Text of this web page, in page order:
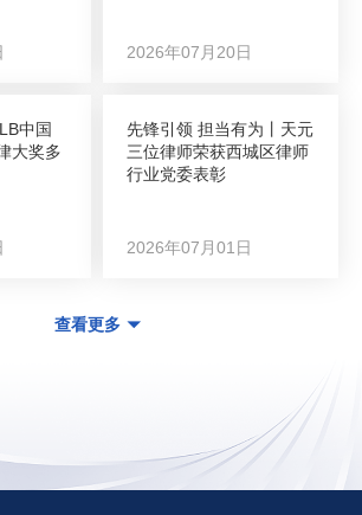
2026年07月20日
中国
大奖多
先锋引领 担当有为丨天元
三位律师荣获西城区律师
行业党委表彰
2026年07月01日
查看更多